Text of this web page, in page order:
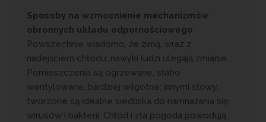
Sposoby na wzmocnienie mechanizmów
obronnych układu odpornościowego
Powszechnie wiadomo, że zimą, wraz z
nadejściem chłodu, nawyki ludzi ulegają zmianie.
Pomieszczenia są ogrzewane, słabo
wentylowane, bardziej wilgotne; innymi słowy,
tworzone są idealne siedliska do namnażania się
wirusów i bakterii. Chłód i zła pogoda powodują